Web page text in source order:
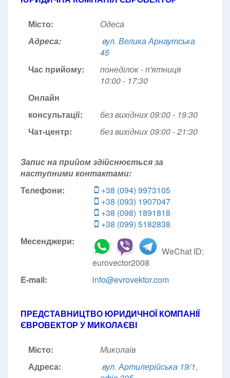
Місто:
Одеса
Адреса:
вул. Велика Арнаутська
45
Час прийому:
понеділок - п'ятниця
10:00 - 17:30
Онлайн
консультації:
без вихідних 09:00 - 19:30
Чат-центр:
без вихідних 09:00 - 21:30
Запис на прийом здійснюється за
наступними контактами:
Телефони:
+38 (094) 9973105
+38 (093) 1907047
+38 (098) 1891818
+38 (099) 5182838
Месенджери:
WeChat ID:
eurovector2008
E-mail:
info@evrovektor.com
ПРЕДСТАВНИЦТВО ЮРИДИЧНОЇ КОМПАНІЇ
ЄВРОВЕКТОР У МИКОЛАЄВІ
Місто:
Миколаїв
Адреса:
вул. Артилерійська 19/1,